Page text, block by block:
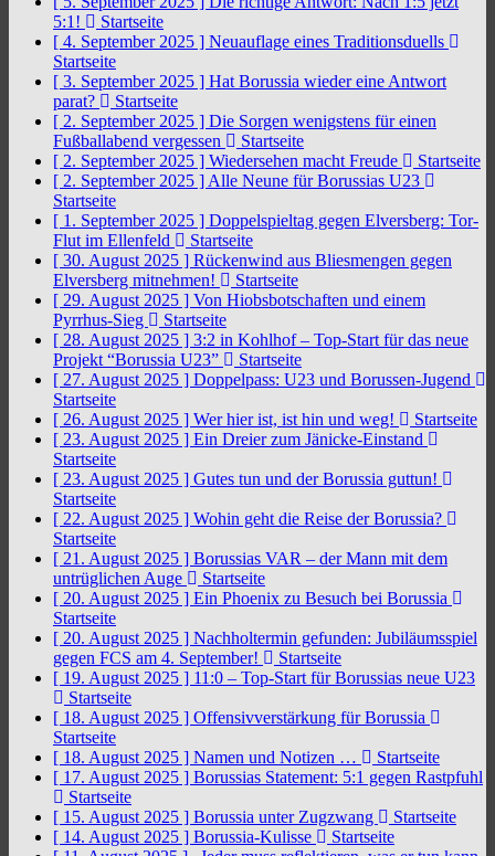
5:1!
Startseite
[ 4. September 2025 ] Neuauflage eines Traditionsduells
Startseite
[ 3. September 2025 ] Hat Borussia wieder eine Antwort
parat?
Startseite
[ 2. September 2025 ] Die Sorgen wenigstens für einen
Fußballabend vergessen
Startseite
[ 2. September 2025 ] Wiedersehen macht Freude
Startseite
[ 2. September 2025 ] Alle Neune für Borussias U23
Startseite
[ 1. September 2025 ] Doppelspieltag gegen Elversberg: Tor-
Flut im Ellenfeld
Startseite
[ 30. August 2025 ] Rückenwind aus Bliesmengen gegen
Elversberg mitnehmen!
Startseite
[ 29. August 2025 ] Von Hiobsbotschaften und einem
Pyrrhus-Sieg
Startseite
[ 28. August 2025 ] 3:2 in Kohlhof – Top-Start für das neue
Projekt “Borussia U23”
Startseite
[ 27. August 2025 ] Doppelpass: U23 und Borussen-Jugend
Startseite
[ 26. August 2025 ] Wer hier ist, ist hin und weg!
Startseite
[ 23. August 2025 ] Ein Dreier zum Jänicke-Einstand
Startseite
[ 23. August 2025 ] Gutes tun und der Borussia guttun!
Startseite
[ 22. August 2025 ] Wohin geht die Reise der Borussia?
Startseite
[ 21. August 2025 ] Borussias VAR – der Mann mit dem
untrüglichen Auge
Startseite
[ 20. August 2025 ] Ein Phoenix zu Besuch bei Borussia
Startseite
[ 20. August 2025 ] Nachholtermin gefunden: Jubiläumsspiel
gegen FCS am 4. September!
Startseite
[ 19. August 2025 ] 11:0 – Top-Start für Borussias neue U23
Startseite
[ 18. August 2025 ] Offensivverstärkung für Borussia
Startseite
[ 18. August 2025 ] Namen und Notizen …
Startseite
[ 17. August 2025 ] Borussias Statement: 5:1 gegen Rastpfuhl
Startseite
[ 15. August 2025 ] Borussia unter Zugzwang
Startseite
[ 14. August 2025 ] Borussia-Kulisse
Startseite